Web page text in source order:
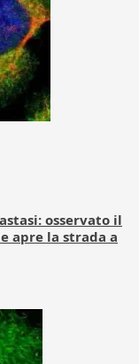
osservato il
apre la strada a